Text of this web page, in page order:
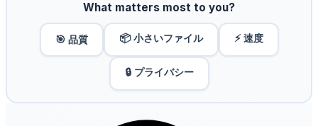
What matters most to you?
🎯 品質 📦 小さいファイル ⚡ 速度
🔒 プライバシー